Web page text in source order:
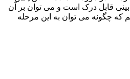
قابل درک است و می توان بر آن
که چگونه می توان به این مرحله